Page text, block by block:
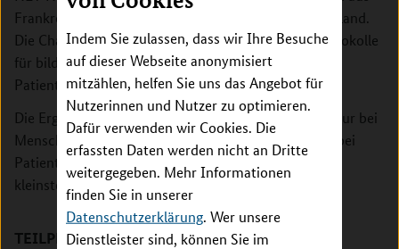
Indem Sie zulassen, dass wir Ihre Besuche
auf dieser Webseite anonymisiert
mitzählen, helfen Sie uns das Angebot für
Nutzerinnen und Nutzer zu optimieren.
Dafür verwenden wir Cookies. Die
erfassten Daten werden nicht an Dritte
weitergegeben. Mehr Informationen
finden Sie in unserer
Datenschutzerklärung. Wer unsere
Dienstleister sind, können Sie im
Frankreich und jeweils eine aus Taiwan und Deutschland.
Die Charité Berlin entwickelt dabei Auswertungsprotokolle
für bildgebende Daten von Mikroblutungen aus drei
Patientenkohorten.
Die Ergebnisse können helfen, die Prävention nicht nur bei
Menschen mit Gerinnungsstörungen, sondern auch bei
Patienten und Patientinnen mit Schädigungen der
kleinsten Hirngefäße zu verbessern.
TEILPROJEKTE